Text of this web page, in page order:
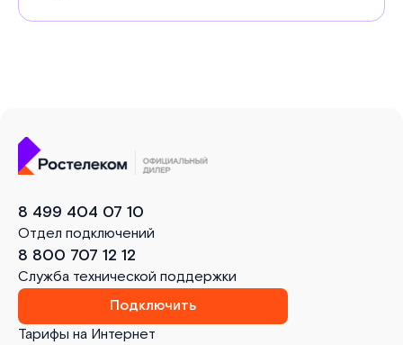
Тарифы на Интернет
8 499 404 07 10
Отдел подключений
8 800 707 12 12
Служба технической поддержки
Подключить